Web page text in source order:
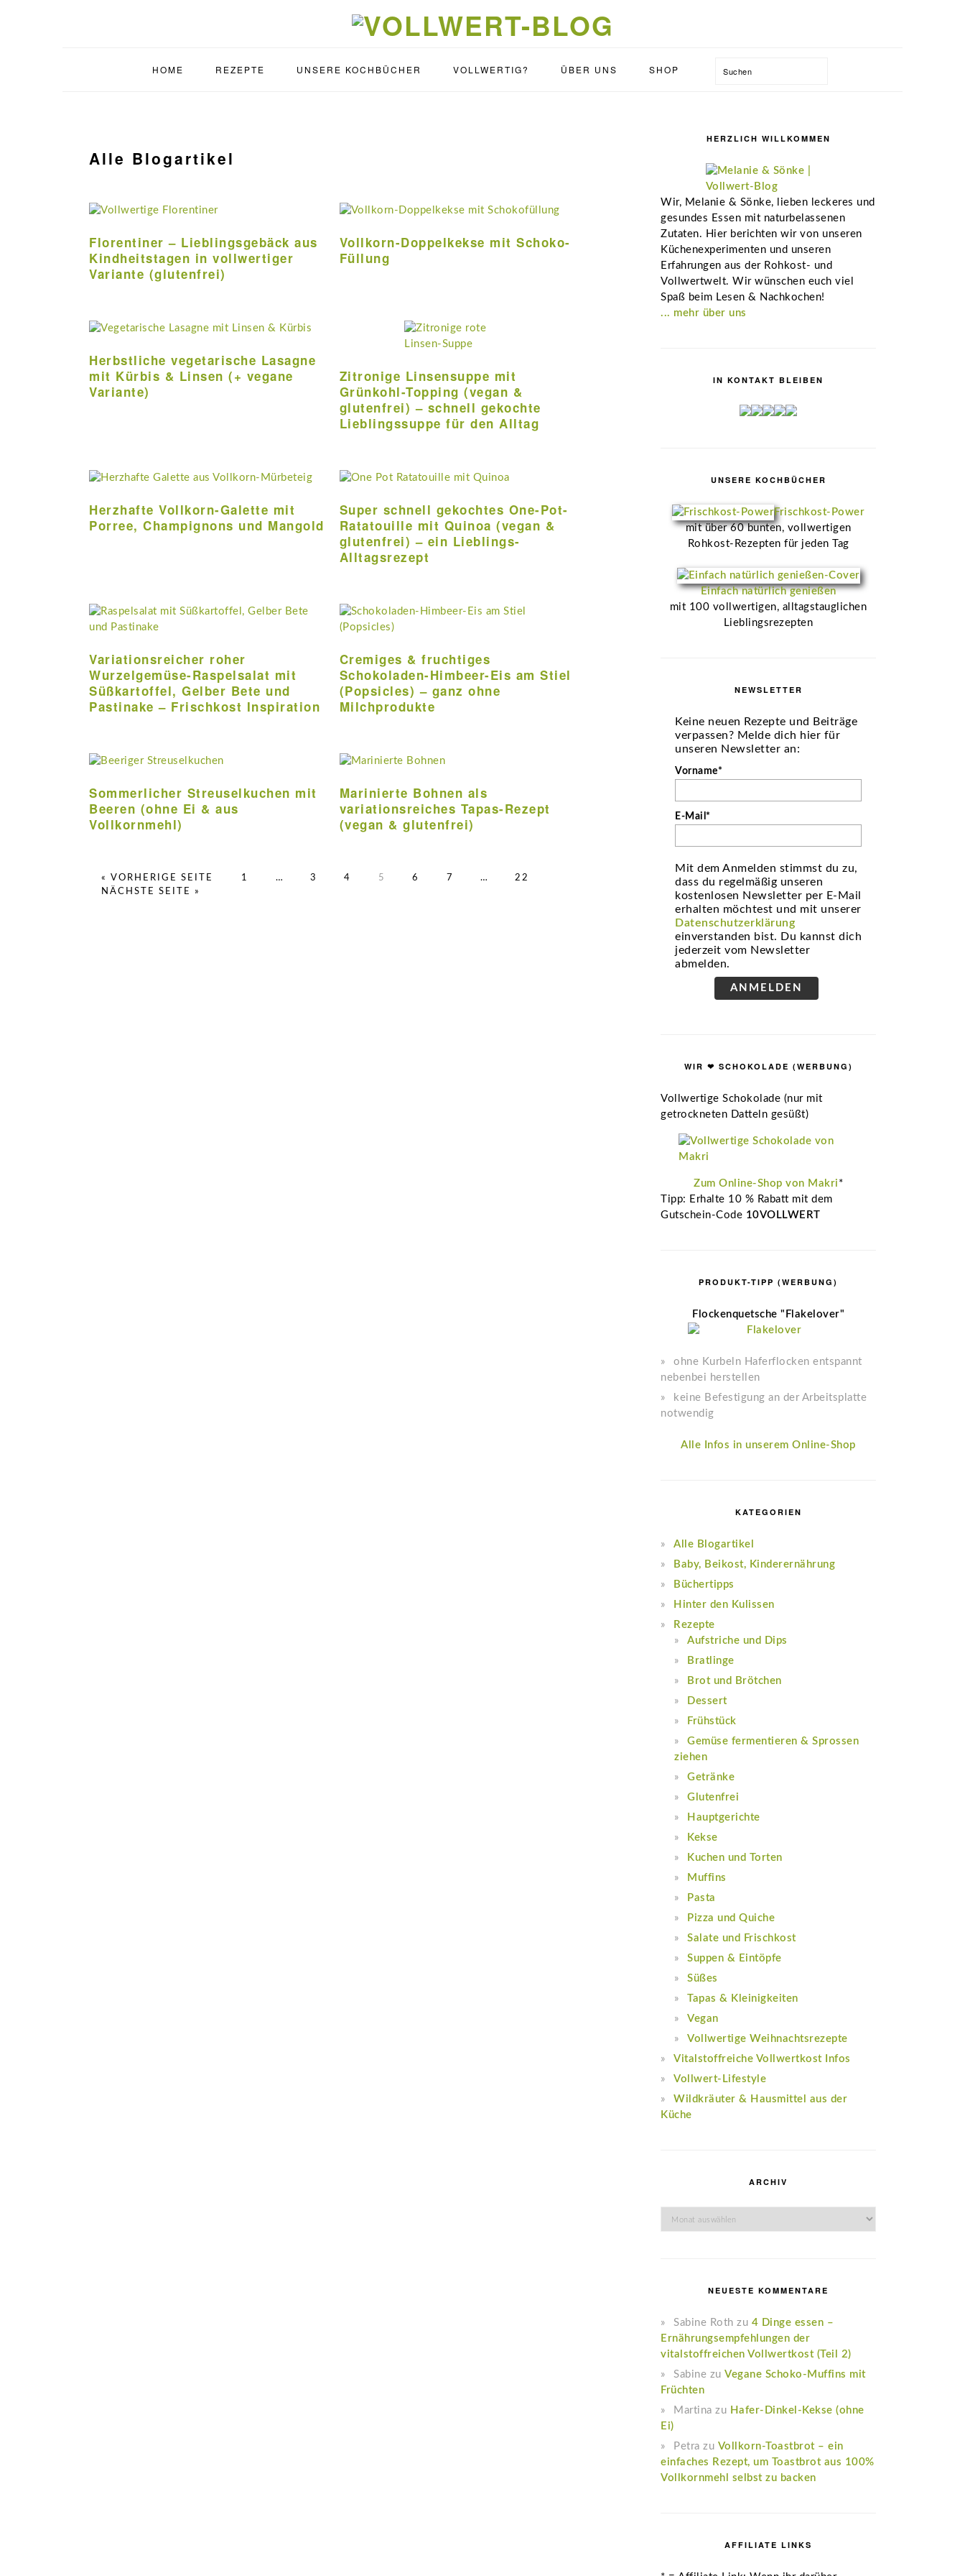
HOME REZEPTE UNSERE KOCHBÜCHER VOLLWERTIG? ÜBER UNS SHOP Suchen
Alle Blogartikel
Florentiner – Lieblingsgebäck aus
Kindheitstagen in vollwertiger
Variante (glutenfrei)
Vollkorn-Doppelkekse mit Schoko-
Füllung
Herbstliche vegetarische Lasagne
mit Kürbis & Linsen (+ vegane
Variante)
Zitronige Linsensuppe mit
Grünkohl-Topping (vegan &
glutenfrei) – schnell gekochte
Lieblingssuppe für den Alltag
Herzhafte Vollkorn-Galette mit
Porree, Champignons und Mangold
Super schnell gekochtes One-Pot-
Ratatouille mit Quinoa (vegan &
glutenfrei) – ein Lieblings-
Alltagsrezept
Variationsreicher roher
Wurzelgemüse-Raspelsalat mit
Süßkartoffel, Gelber Bete und
Pastinake – Frischkost Inspiration
Cremiges & fruchtiges
Schokoladen-Himbeer-Eis am Stiel
(Popsicles) – ganz ohne
Milchprodukte
Sommerlicher Streuselkuchen mit
Beeren (ohne Ei & aus
Vollkornmehl)
Marinierte Bohnen als
variationsreiches Tapas-Rezept
(vegan & glutenfrei)
« VORHERIGE SEITE AUFRUFEN
SEITE
1
Weggelassene
… SEITE
3 SEITE
4 SEITE
5 SEITE
6 SEITE
7
Weggelassene
… SEITE
22
NÄCHSTE SEITE AUFRUFEN
»
HERZLICH WILLKOMMEN
Wir, Melanie & Sönke, lieben leckeres und
gesundes Essen mit naturbelassenen
Zutaten. Hier berichten wir von unseren
Küchenexperimenten und unseren
Erfahrungen aus der Rohkost- und
Vollwertwelt. Wir wünschen euch viel
Spaß beim Lesen & Nachkochen!
... mehr über uns
IN KONTAKT BLEIBEN
UNSERE KOCHBÜCHER
Frischkost-Power
mit über 60 bunten, vollwertigen
Rohkost-Rezepten für jeden Tag
Einfach natürlich genießen
mit 100 vollwertigen, alltagstauglichen
Lieblingsrezepten
NEWSLETTER
Keine neuen Rezepte und Beiträge
verpassen? Melde dich hier für
unseren Newsletter an:
Vorname*
E-Mail*
Mit dem Anmelden stimmst du zu,
dass du regelmäßig unseren
kostenlosen Newsletter per E-Mail
erhalten möchtest und mit unserer
Datenschutzerklärung
einverstanden bist. Du kannst dich
jederzeit vom Newsletter
abmelden.
ANMELDEN
WIR ❤ SCHOKOLADE (WERBUNG)
Vollwertige Schokolade (nur mit
getrockneten Datteln gesüßt)
Zum Online-Shop von Makri *
Tipp: Erhalte 10 % Rabatt mit dem
Gutschein-Code 10VOLLWERT
PRODUKT-TIPP (WERBUNG)
Flockenquetsche "Flakelover"
ohne Kurbeln Haferflocken entspannt
nebenbei herstellen
keine Befestigung an der Arbeitsplatte
notwendig
Alle Infos in unserem Online-Shop
KATEGORIEN
Alle Blogartikel
Baby, Beikost, Kinderernährung
Büchertipps
Hinter den Kulissen
Rezepte
Aufstriche und Dips
Bratlinge
Brot und Brötchen
Dessert
Frühstück
Gemüse fermentieren & Sprossen
ziehen
Getränke
Glutenfrei
Hauptgerichte
Kekse
Kuchen und Torten
Muffins
Pasta
Pizza und Quiche
Salate und Frischkost
Suppen & Eintöpfe
Süßes
Tapas & Kleinigkeiten
Vegan
Vollwertige Weihnachtsrezepte
Vitalstoffreiche Vollwertkost Infos
Vollwert-Lifestyle
Wildkräuter & Hausmittel aus der
Küche
ARCHIV
NEUESTE KOMMENTARE
Sabine Roth zu 4 Dinge essen –
Ernährungsempfehlungen der
vitalstoffreichen Vollwertkost (Teil 2)
Sabine zu Vegane Schoko-Muffins mit
Früchten
Martina zu Hafer-Dinkel-Kekse (ohne
Ei)
Petra zu Vollkorn-Toastbrot – ein
einfaches Rezept, um Toastbrot aus 100%
Vollkornmehl selbst zu backen
AFFILIATE LINKS